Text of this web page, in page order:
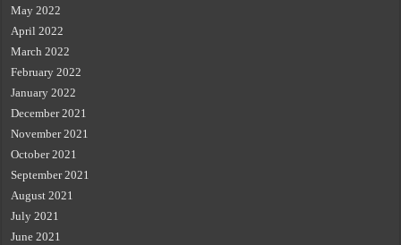
May 2022
April 2022
March 2022
February 2022
January 2022
December 2021
November 2021
October 2021
September 2021
August 2021
July 2021
June 2021